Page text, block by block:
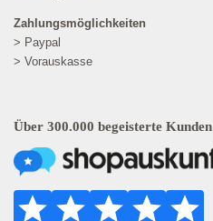
Zahlungsmöglichkeiten
> Paypal
> Vorauskasse
Über 300.000 begeisterte Kunden